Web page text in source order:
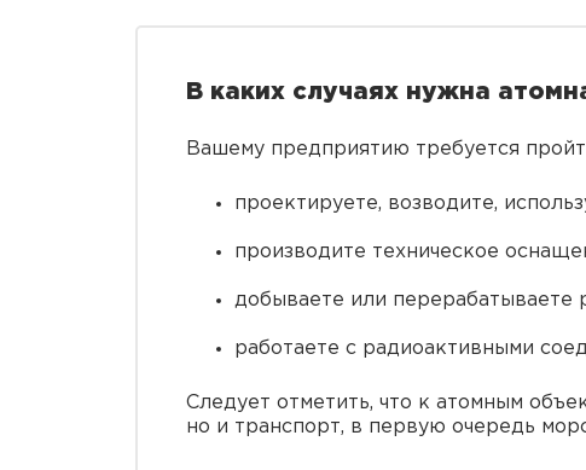
В каких случаях нужна
Вашему предприятию требуется
проектируете, возводите,
производите техническое
добываете или перерабатываете
работаете с радиоактивными
Следует отметить, что к атомным
но и транспорт, в первую очередь